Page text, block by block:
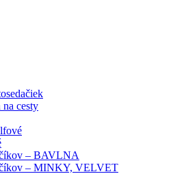
cesty
– BAVLNA
– MINKY, VELVET